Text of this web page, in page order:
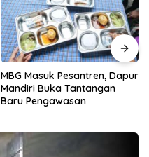
Dana Asing Kuasai 16,43
Persen Pendanaan Pindar,
OJK Sebut Investor Global